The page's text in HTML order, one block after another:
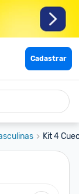
Cadastrar
Kit 4